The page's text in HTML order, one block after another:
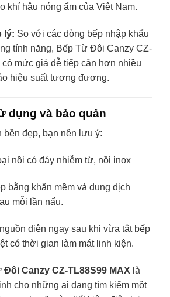
khí hậu nóng ẩm của Việt Nam.
lý: So với các dòng bếp nhập khẩu
tính năng, Bếp Từ Đôi Canzy CZ-
mức giá dễ tiếp cận hơn nhiều
hiệu suất tương đương.
dụng và bảo quản
đẹp, bạn nên lưu ý:
nồi có đáy nhiễm từ, nồi inox
bằng khăn mềm và dung dịch
mỗi lần nấu.
điện ngay sau khi vừa tắt bếp
có thời gian làm mát linh kiện.
Đôi Canzy CZ-TL88S99 MAX là
cho những ai đang tìm kiếm một